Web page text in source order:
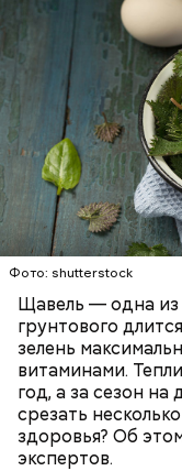
Фото: shutterstock
Щавель — одна из
грунтового
зелень
витаминами.
год, а за сезон
срезать
здоровья? Об
экспертов.
Опасность же
содержит
которая может
ЗДОРОВЬЕ
ПРОДУКТЫ